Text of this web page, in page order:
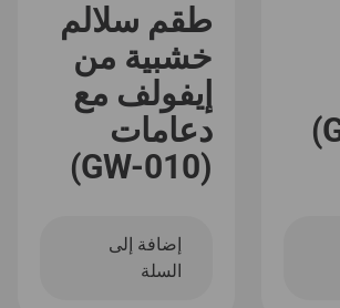
طقم سلالم
خشبية من
إيفولف مع
دعامات
(GW-010)
إضافة إلى
السلة